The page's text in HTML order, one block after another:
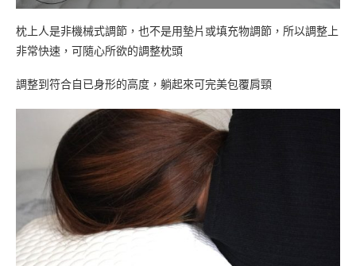
枕上人是非機械式調節，也不是用墊片或填充物調節，所以調整上
非常快速，可隨心所欲的調整枕頭
調整到符合自已身形的高度，躺起來可完美包覆肩頸